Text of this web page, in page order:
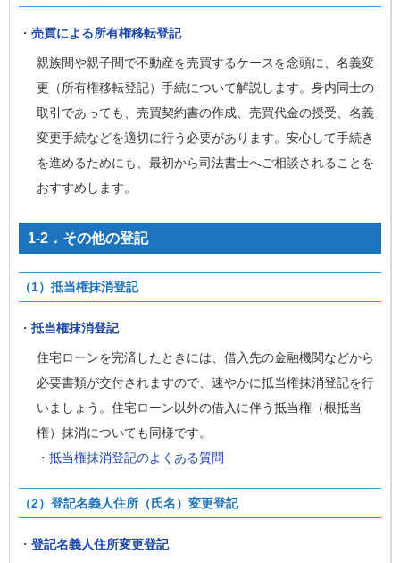
・ 売買による所有権移転登記
親族間や親子間で不動産を売買するケースを念頭に、名義変
更（所有権移転登記）手続について解説します。身内同士の
取引であっても、売買契約書の作成、売買代金の授受、名義
変更手続などを適切に行う必要があります。安心して手続き
を進めるためにも、最初から司法書士へご相談されることを
おすすめします。
1-2．その他の登記
（1）抵当権抹消登記
・ 抵当権抹消登記
住宅ローンを完済したときには、借入先の金融機関などから
必要書類が交付されますので、速やかに抵当権抹消登記を行
いましょう。住宅ローン以外の借入に伴う抵当権（根抵当
権）抹消についても同様です。
・ 抵当権抹消登記のよくある質問
（2）登記名義人住所（氏名）変更登記
・ 登記名義人住所変更登記